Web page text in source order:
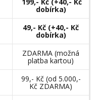
dobírka)
49,- Kč (+40,- Kč
dobírka)
ZDARMA (možná
platba kartou)
99,- Kč (od 5.000,-
Kč ZDARMA)